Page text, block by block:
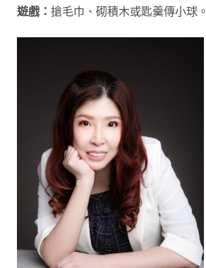
遊戲： 搶毛巾、砌積木或匙羹傳小球。